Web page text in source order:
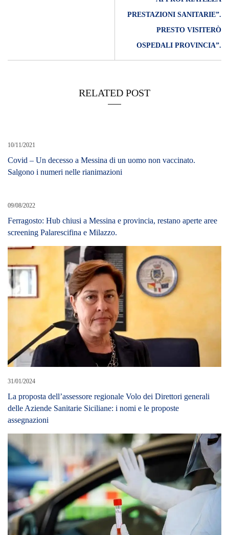
PRESTAZIONI SANITARIE”.
PRESTO VISITERÒ
OSPEDALI PROVINCIA”.
RELATED POST
10/11/2021
Covid – Un decesso a Messina di un uomo non vaccinato.
Salgono i numeri nelle rianimazioni
09/08/2022
Ferragosto: Hub chiusi a Messina e provincia, restano aperte aree
screening Palarescifina e Milazzo.
31/01/2024
La proposta dell’assessore regionale Volo dei Direttori generali
delle Aziende Sanitarie Siciliane: i nomi e le proposte
assegnazioni